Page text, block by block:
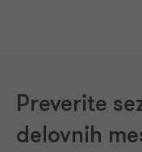
Preverite
delovnih